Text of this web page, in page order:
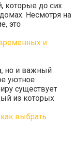
которые до сих
Несмотря на
это
и
но и важный
уютное
существует
из которых
выбрать